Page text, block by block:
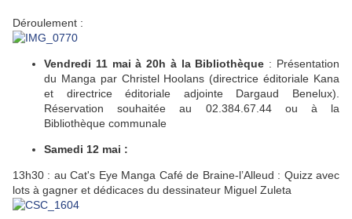
Déroulement :
Vendredi 11 mai à 20h à la Bibliothèque : Présentation
du Manga par Christel Hoolans (directrice éditoriale Kana
et directrice éditoriale adjointe Dargaud Benelux).
Réservation souhaitée au 02.384.67.44 ou à la
Bibliothèque communale
Samedi 12 mai :
13h30 : au Cat's Eye Manga Café de Braine-l’Alleud : Quizz avec
lots à gagner et dédicaces du dessinateur Miguel Zuleta